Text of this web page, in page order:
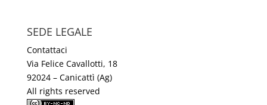
SEDE LEGALE
Contattaci
Via Felice Cavallotti, 18
92024 – Canicattì (Ag)
All rights reserved